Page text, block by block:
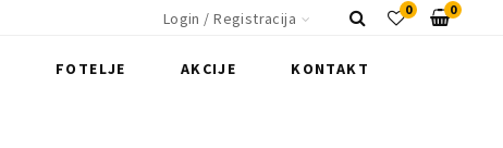
Login / Registracija 0 0
FOTELJE AKCIJE KONTAKT